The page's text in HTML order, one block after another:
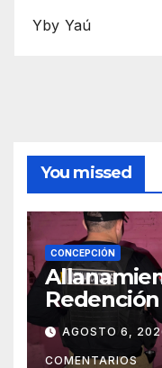
Yby Yaú
You missed
CONCEPCIÓN
de
crack en
AGOSTO 6,
COMENTARIOS